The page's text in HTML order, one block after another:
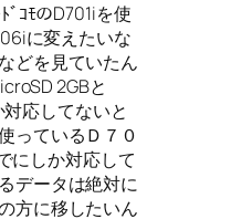
ﾞｺﾓのD701iを使
に変えたいな
どを見ていたん
2GBと
応してないと
っているＤ７０
にしか対応して
データは絶対に
方に移したいん